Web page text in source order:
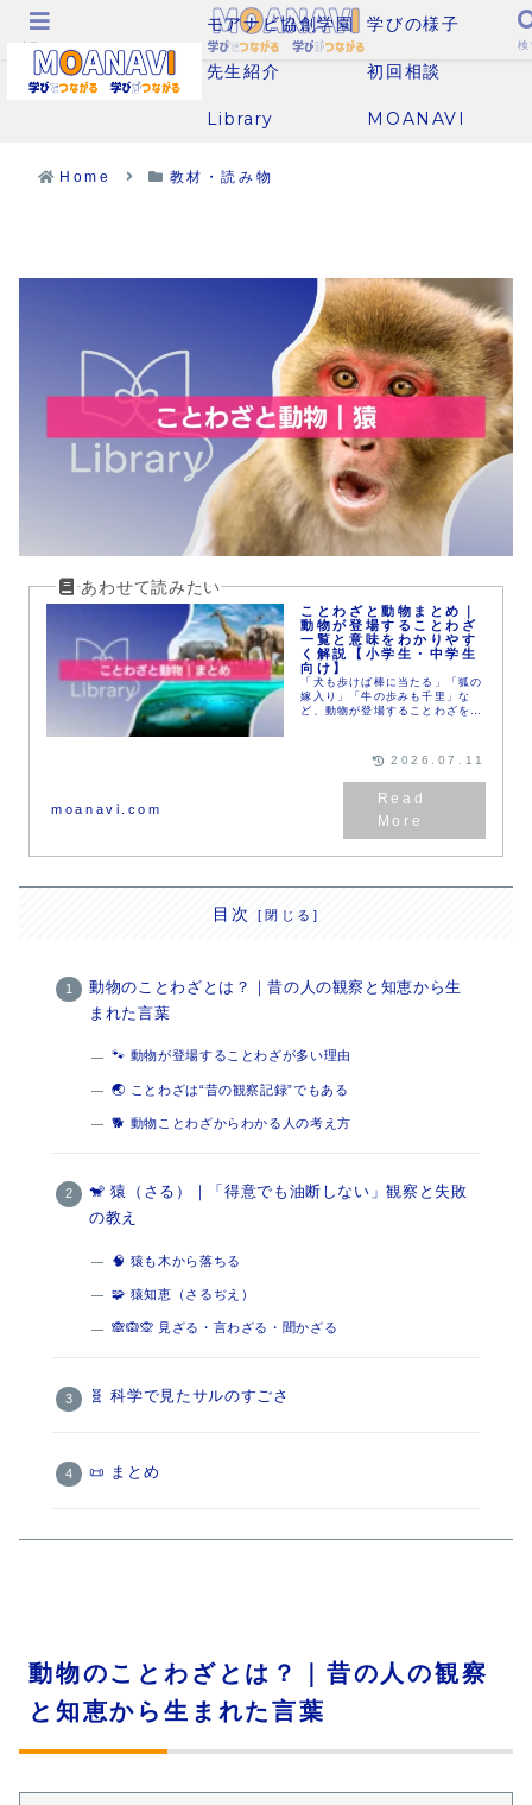
モアナビ協創学園 学びの様子
先生紹介 初回相談
Library MOANAVI
Home 教材・読み物
ことわざと動物まとめ｜
動物が登場することわざ
一覧と意味をわかりやす
く解説【小学生・中学生
向け】
「犬も歩けば棒に当たる」「狐の
嫁入り」「牛の歩みも千里」な
ど、動物が登場することわざをま
る、楽しく学べる読み物ページで
moanavi.com
2026.07.11
目次
動物のことわざとは？｜昔の人の観察と知恵から生
まれた言葉
🐾 動物が登場することわざが多い理由
🌏 ことわざは“昔の観察記録”でもある
🐕 動物ことわざからわかる人の考え方
🐒 猿（さる）｜「得意でも油断しない」観察と失敗
の教え
🧠 猿も木から落ちる
🧩 猿知恵（さるぢえ）
🙈🙉🙊 見ざる・言わざる・聞かざる
🧬 科学で見たサルのすごさ
📜 まとめ
動物のことわざとは？｜昔の人の観察
と知恵から生まれた言葉
メニュー